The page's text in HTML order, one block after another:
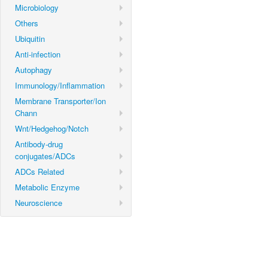
Microbiology
Others
Ubiquitin
Anti-infection
Autophagy
Immunology/Inflammation
Membrane Transporter/Ion
Chann
Wnt/Hedgehog/Notch
Antibody-drug
conjugates/ADCs
ADCs Related
Metabolic Enzyme
Neuroscience